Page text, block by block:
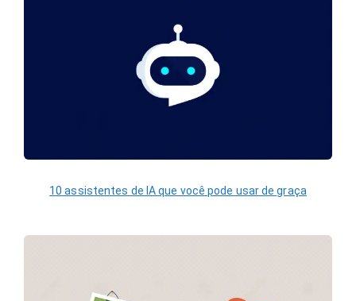
10 assistentes de IA que você pode usar de graça